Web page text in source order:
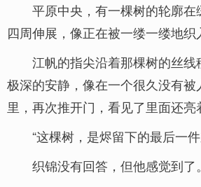
平原中央，有一棵树的轮廓在
四周伸展，像正在被一缕一缕地织
江帆的指尖沿着那棵树的丝
极深的安静，像在一个很久没有被
里，再次推开门，看见了里面还亮
“这棵树，是烬留下的最后一件
织锦没有回答，但他感觉到了。